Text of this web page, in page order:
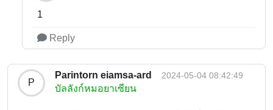
1
Reply
P
Parintorn eiamsa-ard 2024-05-04 08:42:49
บัลลังก์หมอยาเซียน